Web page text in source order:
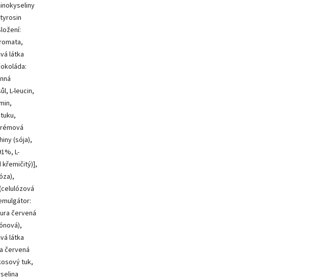
látka
L-leucin,
(sója),
L-
křemičitý)],
červená
látka
červená
tuk,